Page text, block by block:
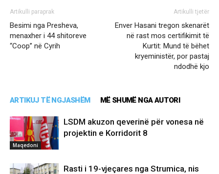
Artikulli paraprak
Besimi nga Presheva,
menaxher i 44 shitoreve
“Coop” në Cyrih
Artikulli tjetër
Enver Hasani tregon skenarët
në rast mos certifikimit të
Kurtit: Mund të bëhet
kryeministër, por pastaj
ndodhë kjo
ARTIKUJ TË NGJASHËM MË SHUMË NGA AUTORI
Maqedoni
LSDM akuzon qeverinë për vonesa në
projektin e Korridorit 8
Rasti i 19-vjeçares nga Strumica, nis